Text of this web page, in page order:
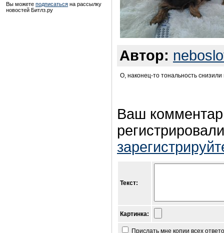
Вы можете подписаться на рассылку
новостей Битлз.ру
Автор:
О, наконец-то тональность снизили
Ваш
Текст:
Картинка:
Прислать мне копии всех